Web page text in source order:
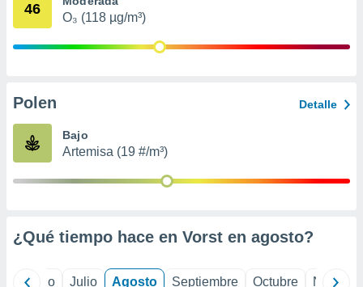
publicidad
de
1199
46
O₃ (118 µg/m³)
Polen Detalle
Bajo
Artemisa (19 #/m³)
¿Qué tiempo hace en Vorst en agosto?
Junio Julio Agosto Septiembre Octubre